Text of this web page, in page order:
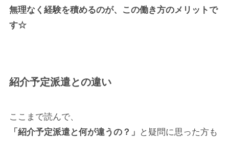
無理なく経験を積めるのが、
この働き方のメリットで
す☆
紹介予定派遣との違い
ここまで読んで、
「紹介予定派遣と何が違うの？」
と疑問に思った方も